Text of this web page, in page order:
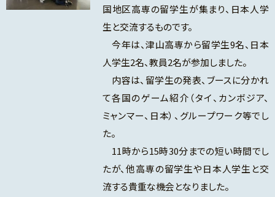
国地区高専の留学生が集まり、日本人学
生と交流するものです。
今年は、津山高専から留学生9名、日本
人学生2名、教員2名が参加しました。
内容は、留学生の発表、ブースに分かれ
て各国のゲーム紹介（タイ、カンボジア、
ミャンマー、日本）、グループワーク等でし
た。
11時から15時30分までの短い時間でし
たが、他高専の留学生や日本人学生と交
流する貴重な機会となりました。